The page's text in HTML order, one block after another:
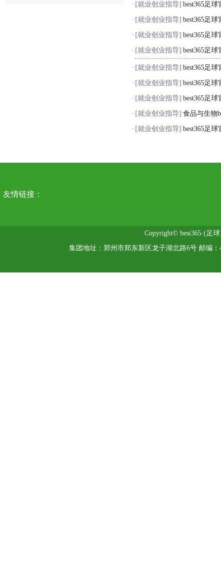
· [就业创业指导] best365足
· [就业创业指导] best365足
· [就业创业指导] best365足
· [就业创业指导] best365足
· [就业创业指导] best365足
· [就业创业指导] best365足
· [就业创业指导] best365足
· [就业创业指导] 食品与生物
· [就业创业指导] best365足
友情链接：
Copyright© best365·(足
集团地址：郑州市郑东新区龙子湖北路6号 邮编